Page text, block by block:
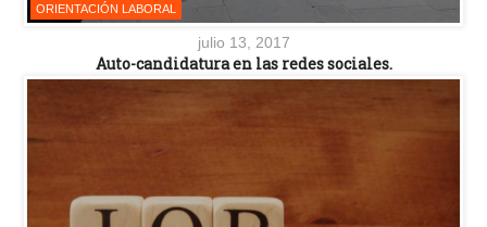
ORIENTACIÓN LABORAL
julio 13, 2017
Auto-candidatura en las redes sociales.